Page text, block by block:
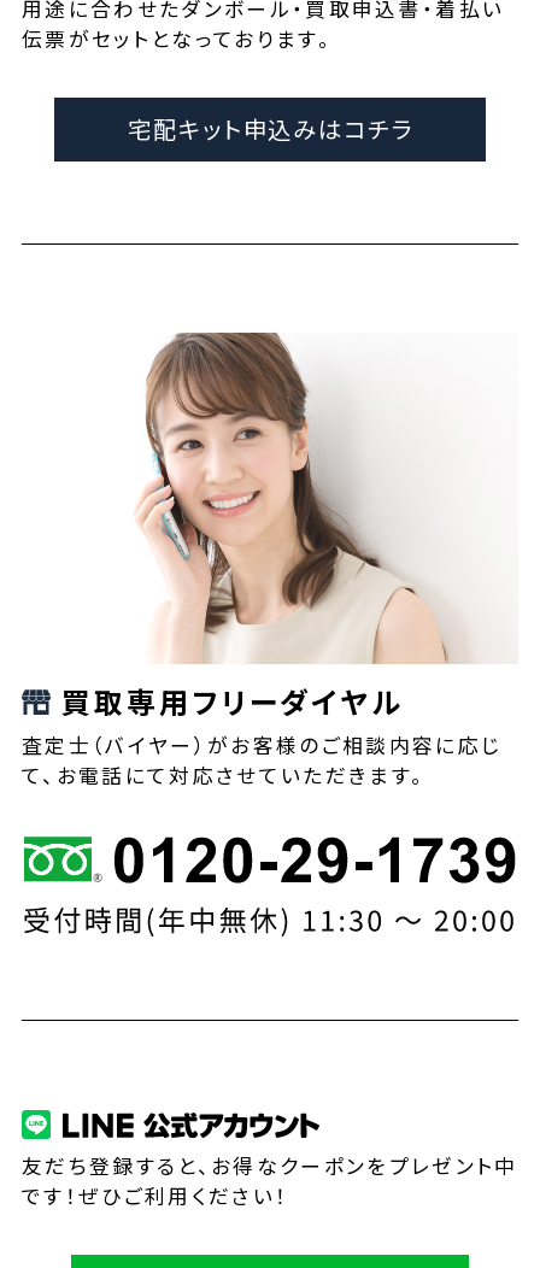
用途に合わせたダンボール・買取申込書・着払い
伝票がセットとなっております。
宅配キット申込みはコチラ
買取専用フリーダイヤル
査定士（バイヤー）がお客様のご相談内容に応じ
て、お電話にて対応させていただきます。
友だち登録すると、お得なクーポンをプレゼント中
です！ぜひご利用ください！